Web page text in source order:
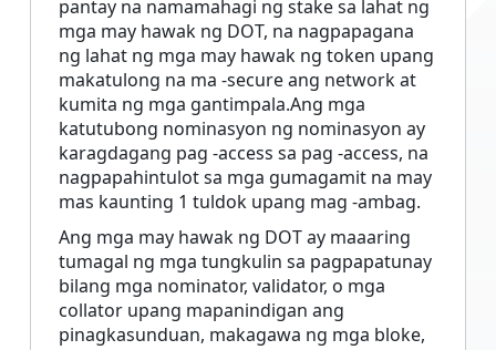
pantay na namamahagi ng stake sa lahat ng
mga may hawak ng DOT, na nagpapagana
ng lahat ng mga may hawak ng token upang
makatulong na ma -secure ang network at
kumita ng mga gantimpala.Ang mga
katutubong nominasyon ng nominasyon ay
karagdagang pag -access sa pag -access, na
nagpapahintulot sa mga gumagamit na may
mas kaunting 1 tuldok upang mag -ambag.
Ang mga may hawak ng DOT ay maaaring
tumagal ng mga tungkulin sa pagpapatunay
bilang mga nominator, validator, o mga
collator upang mapanindigan ang
pinagkasunduan, makagawa ng mga bloke,